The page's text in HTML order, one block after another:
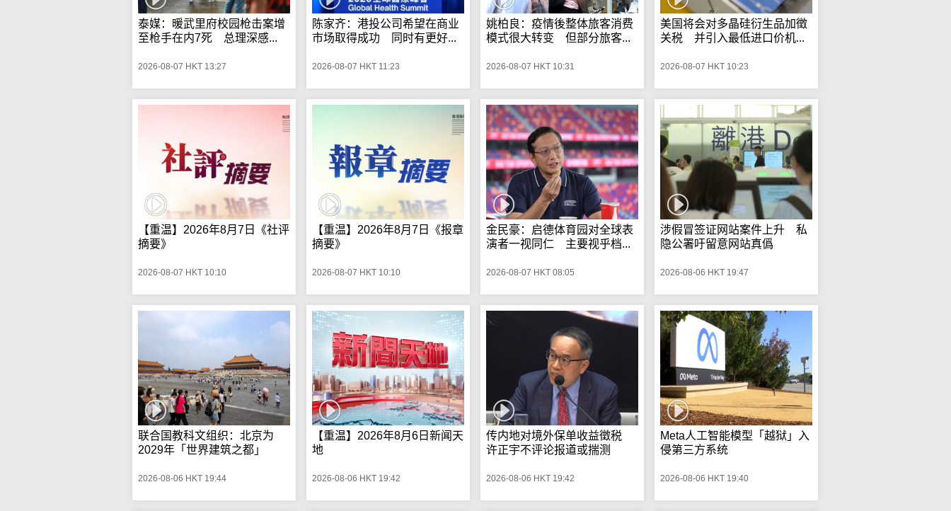
泰媒：暖武里府校园枪击案增
至枪手在内7死 总理深感...
2026-08-07 HKT 13:27
陈家齐：港投公司希望在商业
市场取得成功 同时有更好...
2026-08-07 HKT 11:23
姚柏良：疫情後整体旅客消费
模式很大转变 但部分旅客...
2026-08-07 HKT 10:31
美国将会对多晶硅衍生品加徵
关税 并引入最低进口价机...
2026-08-07 HKT 10:23
【重温】2026年8月7日《社评
摘要》
2026-08-07 HKT 10:10
【重温】2026年8月7日《报章
摘要》
2026-08-07 HKT 10:10
金民豪：启德体育园对全球表
演者一视同仁 主要视乎档...
2026-08-07 HKT 08:05
涉假冒签证网站案件上升 私
隐公署吁留意网站真僞
2026-08-06 HKT 19:47
联合国教科文组织：北京为
2029年「世界建筑之都」
2026-08-06 HKT 19:44
【重温】2026年8月6日新闻天
地
2026-08-06 HKT 19:42
传内地对境外保单收益徵税
许正宇不评论报道或揣测
2026-08-06 HKT 19:42
Meta人工智能模型「越狱」入
侵第三方系统
2026-08-06 HKT 19:40